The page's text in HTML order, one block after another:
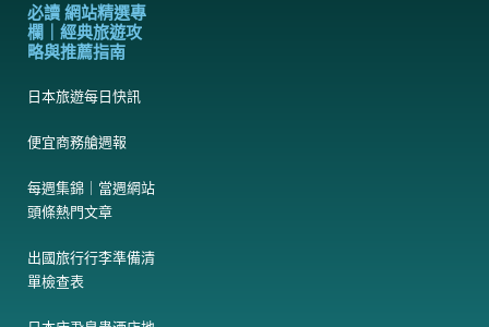
必讀 網站精選專
欄｜經典旅遊攻
略與推薦指南
日本旅遊每日快訊
便宜商務艙週報
每週集錦｜當週網站
頭條熱門文章
出國旅行行李準備清
單檢查表